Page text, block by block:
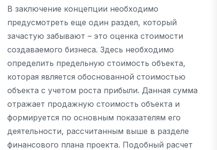
В заключение концепции необходимо
предусмотреть еще один раздел, который
зачастую забывают – это оценка стоимости
создаваемого бизнеса. Здесь необходимо
определить предельную стоимость объекта,
которая является обоснованной стоимостью
объекта с учетом роста прибыли. Данная сумма
отражает продажную стоимость объекта и
формируется по основным показателям его
деятельности, рассчитанным выше в разделе
финансового плана проекта. Подобный расчет